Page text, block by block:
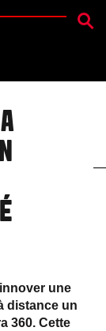
une
distance un
360. Cette